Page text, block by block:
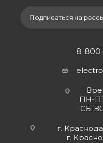
Подписаться на
8-
ПН-
СБ-
г.
г.